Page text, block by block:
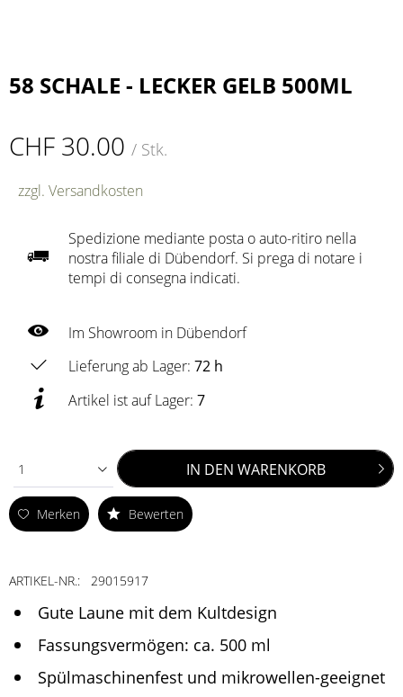
58 SCHALE - LECKER GELB 500ML
CHF 30.00 / Stk.
zzgl. Versandkosten
Spedizione mediante posta o auto-ritiro nella
nostra filiale di Dübendorf. Si prega di notare i
tempi di consegna indicati.
Im Showroom in Dübendorf
Lieferung ab Lager: 72 h
Artikel ist auf Lager: 7
1 IN DEN WARENKORB
Merken Bewerten
ARTIKEL-NR.: 29015917
Gute Laune mit dem Kultdesign
Fassungsvermögen: ca. 500 ml
Spülmaschinenfest und mikrowellen-geeignet